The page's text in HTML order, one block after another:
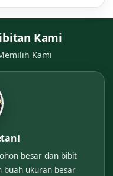
Kami
Kami
besar dan bibit
buah ukuran besar